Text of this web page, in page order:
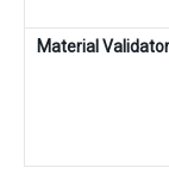
Material Validator